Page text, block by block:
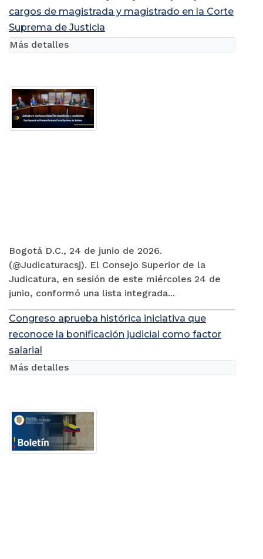
cargos de magistrada y magistrado en la Corte
Suprema de Justicia
Bogotá D.C., 24 de junio de 2026.
(@Judicaturacsj). El Consejo Superior de la
Judicatura, en sesión de este miércoles 24 de
junio, conformó una lista integrada...
Más detalles
Congreso aprueba histórica iniciativa que
reconoce la bonificación judicial como factor
salarial
Más detalles